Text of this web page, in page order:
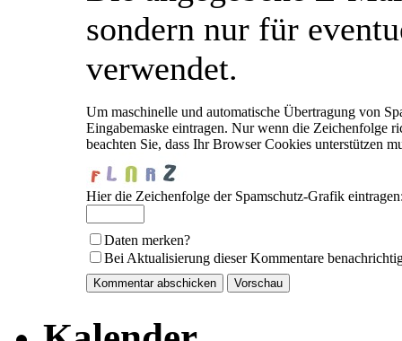
sondern nur für
verwendet.
Um maschinelle und automatische Übertragung von
Eingabemaske eintragen. Nur wenn die Zeichenfolge
beachten Sie, dass Ihr Browser Cookies unterstützen
Hier die Zeichenfolge der Spamschutz-Grafik
Daten merken?
Bei Aktualisierung dieser Kommentare